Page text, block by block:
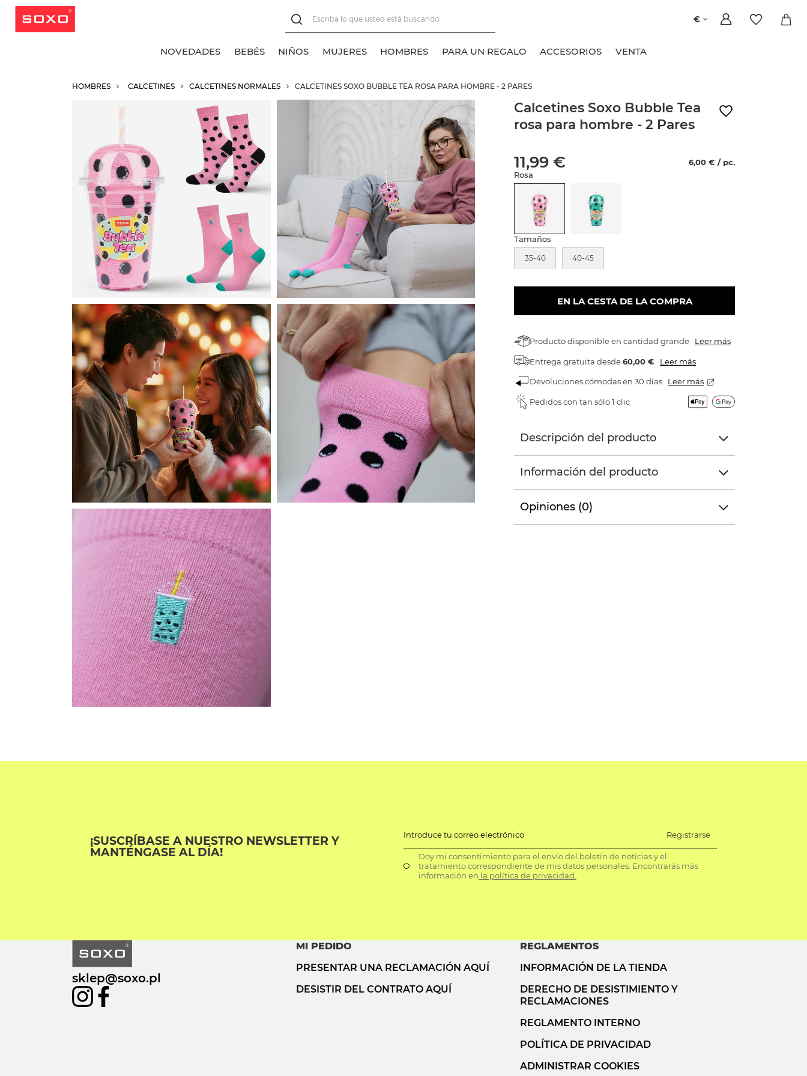
€
NOVEDADES BEBÉS
Ver todos
NIÑOS
Ver todos
MUJERES
Ver todos
Calcetines tobilleros
Calcetines normales
Calcetines invisibles
HOMBRES
Ver todos
Calcetines normales
Calcetines tobilleros
Calcetines invisibles
Calcetines sneakers
PARA UN REGALO ACCESORIOS VENTA
HOMBRES CALCETINES CALCETINES NORMALES CALCETINES SOXO BUBBLE TEA ROSA PARA HOMBRE - 2 PARES
Calcetines Soxo Bubble Tea
rosa para hombre - 2 Pares
11,99 €
6,00 € / pc.
Rosa
Tamaños
35-40 40-45
EN LA CESTA DE LA COMPRA
Producto disponible en cantidad grande Leer más
Entrega gratuita desde60,00 € Leer más
Devoluciones cómodas en 30 días Leer más
Pedidos con tan sólo 1 clic
Descripción del producto
Información del producto
Opiniones (0)
¡SUSCRÍBASE A NUESTRO NEWSLETTER Y
MANTÉNGASE AL DÍA!
Introduce tu correo electrónico Registrarse
Doy mi consentimiento para el envío del boletín de noticias y el
tratamiento correspondiente de mis datos personales. Encontrarás más
información en la política de privacidad.
sklep@soxo.pl
MI PEDIDO
PRESENTAR UNA RECLAMACIÓN AQUÍ
DESISTIR DEL CONTRATO AQUÍ
REGLAMENTOS
INFORMACIÓN DE LA TIENDA
DERECHO DE DESISTIMIENTO Y
RECLAMACIONES
REGLAMENTO INTERNO
POLÍTICA DE PRIVACIDAD
ADMINISTRAR COOKIES